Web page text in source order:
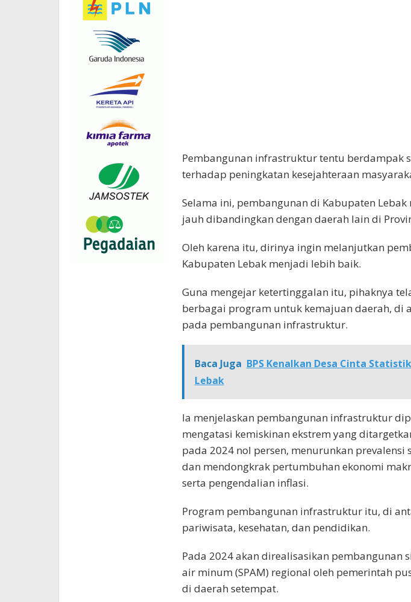
Pembangunan infrastruktur tentu berdampak
terhadap peningkatan kesejahteraan
Selama ini, pembangunan di Kabupaten
jauh dibandingkan dengan daerah lain di
Oleh karena itu, dirinya ingin melanjutkan
Kabupaten Lebak menjadi lebih baik.
Guna mengejar ketertinggalan itu, pihaknya
berbagai program untuk kemajuan daerah, di
pada pembangunan infrastruktur.
Baca Juga BPS Kenalkan Desa Cinta
Lebak
Ia menjelaskan pembangunan infrastruktur
mengatasi kemiskinan ekstrem yang
pada 2024 nol persen, menurunkan prevalensi
dan mendongkrak pertumbuhan ekonomi
serta pengendalian inflasi.
Program pembangunan infrastruktur itu, di
pariwisata, kesehatan, dan pendidikan.
Pada 2024 akan direalisasikan pembangunan
air minum (SPAM) regional oleh pemerintah
di daerah setempat.